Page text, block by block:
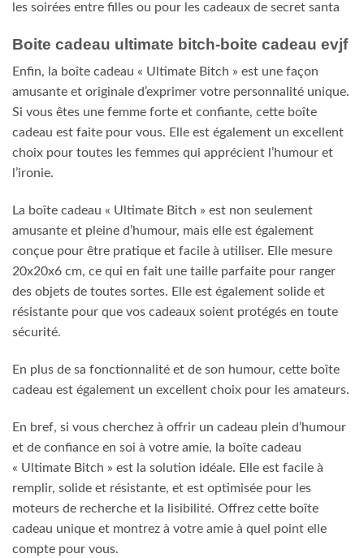
les soirées entre filles ou pour les cadeaux de secret santa
Boite cadeau ultimate bitch-boite cadeau evjf
Enfin, la boîte cadeau « Ultimate Bitch » est une façon
amusante et originale d’exprimer votre personnalité unique.
Si vous êtes une femme forte et confiante, cette boîte
cadeau est faite pour vous. Elle est également un excellent
choix pour toutes les femmes qui apprécient l’humour et
l’ironie.
La boîte cadeau « Ultimate Bitch » est non seulement
amusante et pleine d’humour, mais elle est également
conçue pour être pratique et facile à utiliser. Elle mesure
20x20x6 cm, ce qui en fait une taille parfaite pour ranger
des objets de toutes sortes. Elle est également solide et
résistante pour que vos cadeaux soient protégés en toute
sécurité.
En plus de sa fonctionnalité et de son humour, cette boîte
cadeau est également un excellent choix pour les amateurs.
En bref, si vous cherchez à offrir un cadeau plein d’humour
et de confiance en soi à votre amie, la boîte cadeau
« Ultimate Bitch » est la solution idéale. Elle est facile à
remplir, solide et résistante, et est optimisée pour les
moteurs de recherche et la lisibilité. Offrez cette boîte
cadeau unique et montrez à votre amie à quel point elle
compte pour vous.